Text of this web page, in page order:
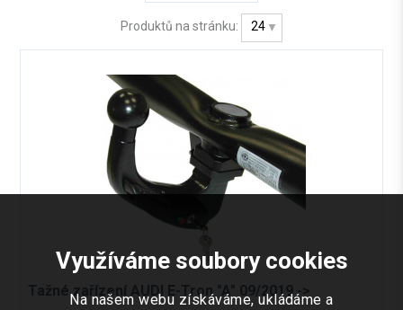
Produktů na stránku: 24
Tažné zařízení AUDI E-Tron "A" 09/2019 ->
Využíváme soubory cookies
Na našem webu získáváme, ukládáme a